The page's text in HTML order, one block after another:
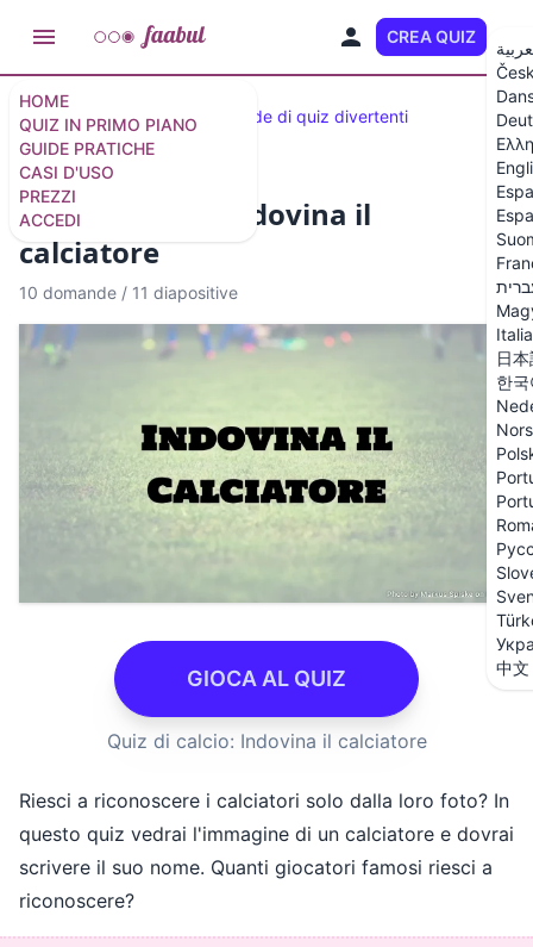
HOME
QUIZ IN PRIMO PIANO
GUIDE PRATICHE
CASI D'USO
PREZZI
ACCEDI
CREA QUIZ
日
한
中文
Quiz selezionati 33 domande di quiz divertenti
Quiz di calcio: Indovina il
calciatore
10 domande / 11 diapositive
GIOCA AL QUIZ
Quiz di calcio: Indovina il calciatore
Riesci a riconoscere i calciatori solo dalla loro foto? In
questo quiz vedrai l'immagine di un calciatore e dovrai
scrivere il suo nome. Quanti giocatori famosi riesci a
riconoscere?